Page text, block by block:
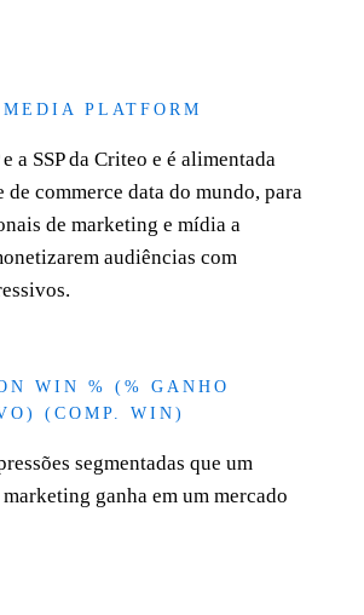
PLATFORM
a SSP da Criteo e é alimentada
de commerce data do mundo, para
de marketing e mídia a
audiências com
WIN % (% GANHO
(COMP. WIN)
segmentadas que um
ganha em um mercado